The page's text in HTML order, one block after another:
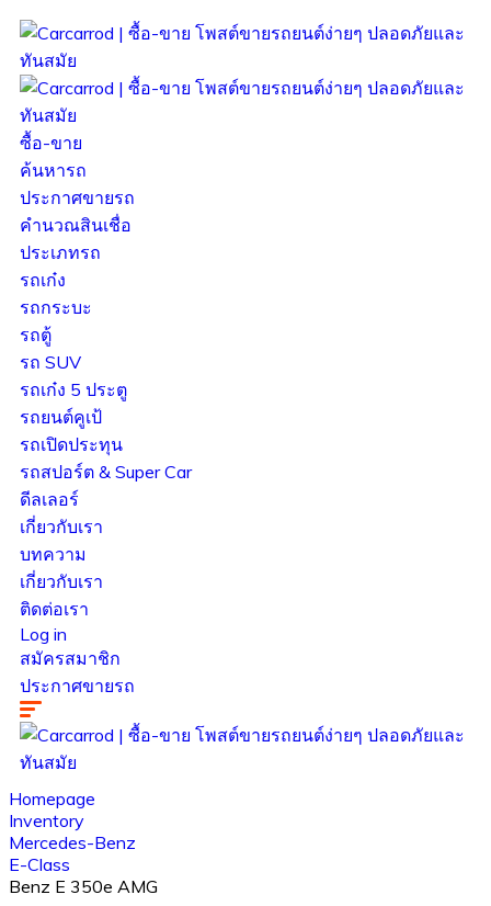
ซื้อ-ขาย
ค้นหารถ
ประกาศขายรถ
คำนวณสินเชื่อ
ประเภทรถ
รถเก๋ง
รถกระบะ
รถตู้
รถ SUV
รถเก๋ง 5 ประตู
รถยนต์คูเป้
รถเปิดประทุน
รถสปอร์ต & Super Car
ดีลเลอร์
เกี่ยวกับเรา
บทความ
เกี่ยวกับเรา
ติดต่อเรา
Log in
สมัครสมาชิก
ประกาศขายรถ
Homepage
Inventory
Mercedes-Benz
E-Class
Benz E 350e AMG